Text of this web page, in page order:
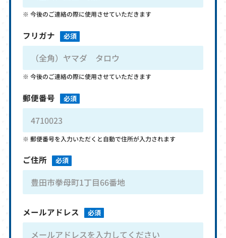
今後のご連絡の際に使用させていただきます
フリガナ 必須
今後のご連絡の際に使用させていただきます
郵便番号 必須
郵便番号を入力いただくと自動で住所が入力されます
ご住所 必須
メールアドレス 必須